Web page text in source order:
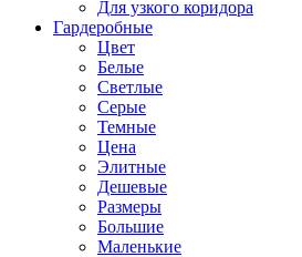
Для узкого коридора
Гардеробные
Цвет
Белые
Светлые
Серые
Темные
Цена
Элитные
Дешевые
Размеры
Большие
Маленькие